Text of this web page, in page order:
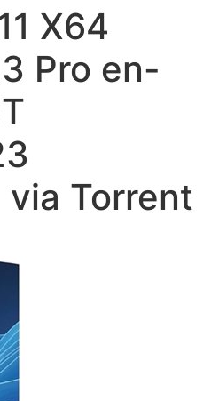
X64
Pro en-
via Torrent